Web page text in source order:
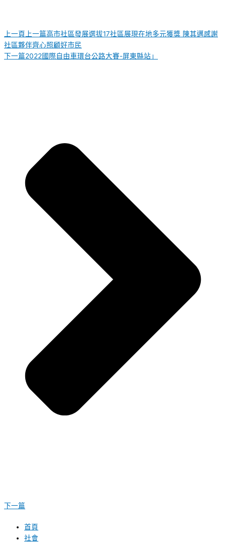
上一頁 上一篇高市社區發展選拔17社區展現在地多元獲獎 陳其邁感謝
社區夥伴齊心照顧好市民
下一篇2022國際自由車環台公路大賽-屏東縣站」
下一篇
首頁
社會